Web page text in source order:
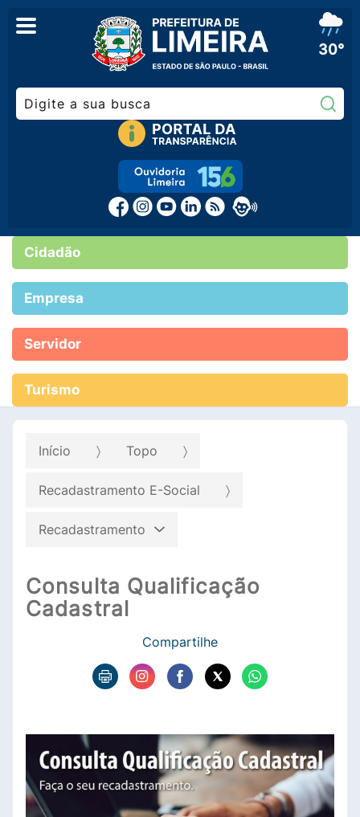
30°
Cidadão
Empresa
Servidor
Turismo
Início Topo
Recadastramento E-Social
Recadastramento
Consulta Qualificação
Cadastral
Compartilhe